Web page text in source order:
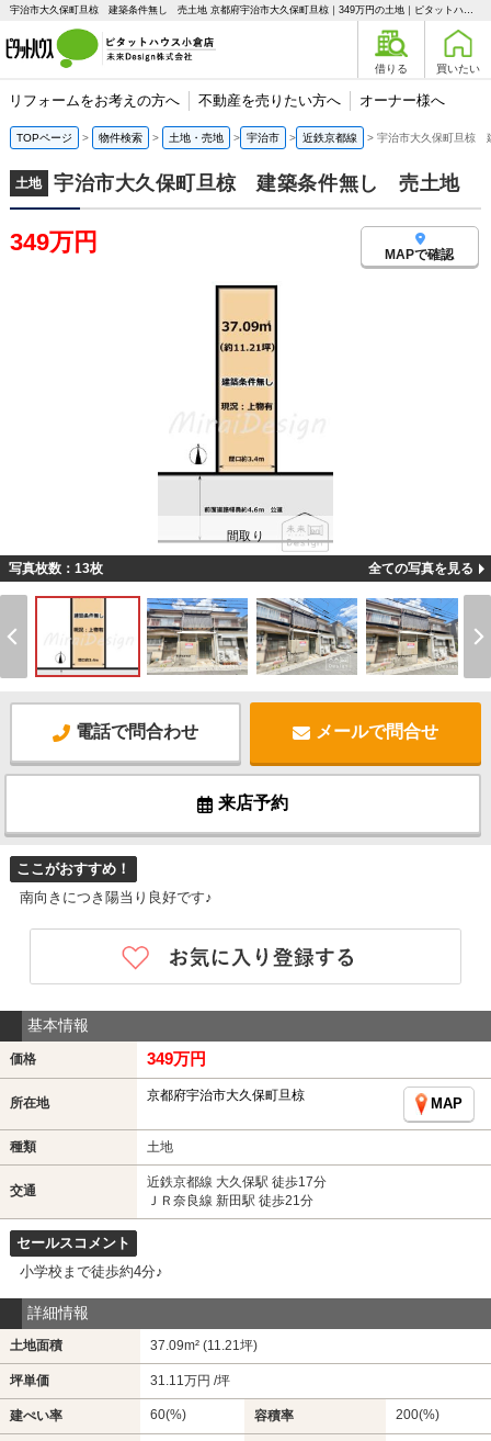
宇治市大久保町旦椋 建築条件無し 売土地 京都府宇治市大久保町旦椋｜349万円の土地｜ピタットハウス小倉店 未来Design株式会社
借りる 買いたい
リフォームをお考えの方へ 不動産を売りたい方へ オーナー様へ
TOPページ 物件検索 土地・売地 宇治市 近鉄京都線 宇治市大久保町旦椋
土地 宇治市大久保町旦椋 建築条件無し 売土地
349万円 MAPで確認
間取り
写真枚数：13枚 全ての写真を見る
電話で問合わせ メールで問合せ
来店予約
ここがおすすめ！
南向きにつき陽当り良好です♪
基本情報
価格 349万円
所在地 京都府宇治市大久保町旦椋
MAP
種類 土地
交通
近鉄京都線 大久保駅 徒歩17分
ＪＲ奈良線 新田駅 徒歩21分
セールスコメント
小学校まで徒歩約4分♪
詳細情報
土地面積 37.09m² (11.21坪)
坪単価 31.11万円 /坪
建ぺい率 60(%) 容積率 200(%)